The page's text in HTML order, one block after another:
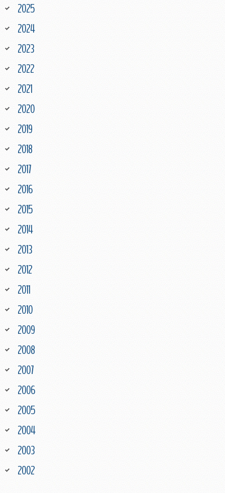
2025
2024
2023
2022
2021
2020
2019
2018
2017
2016
2015
2014
2013
2012
2011
2010
2009
2008
2007
2006
2005
2004
2003
2002